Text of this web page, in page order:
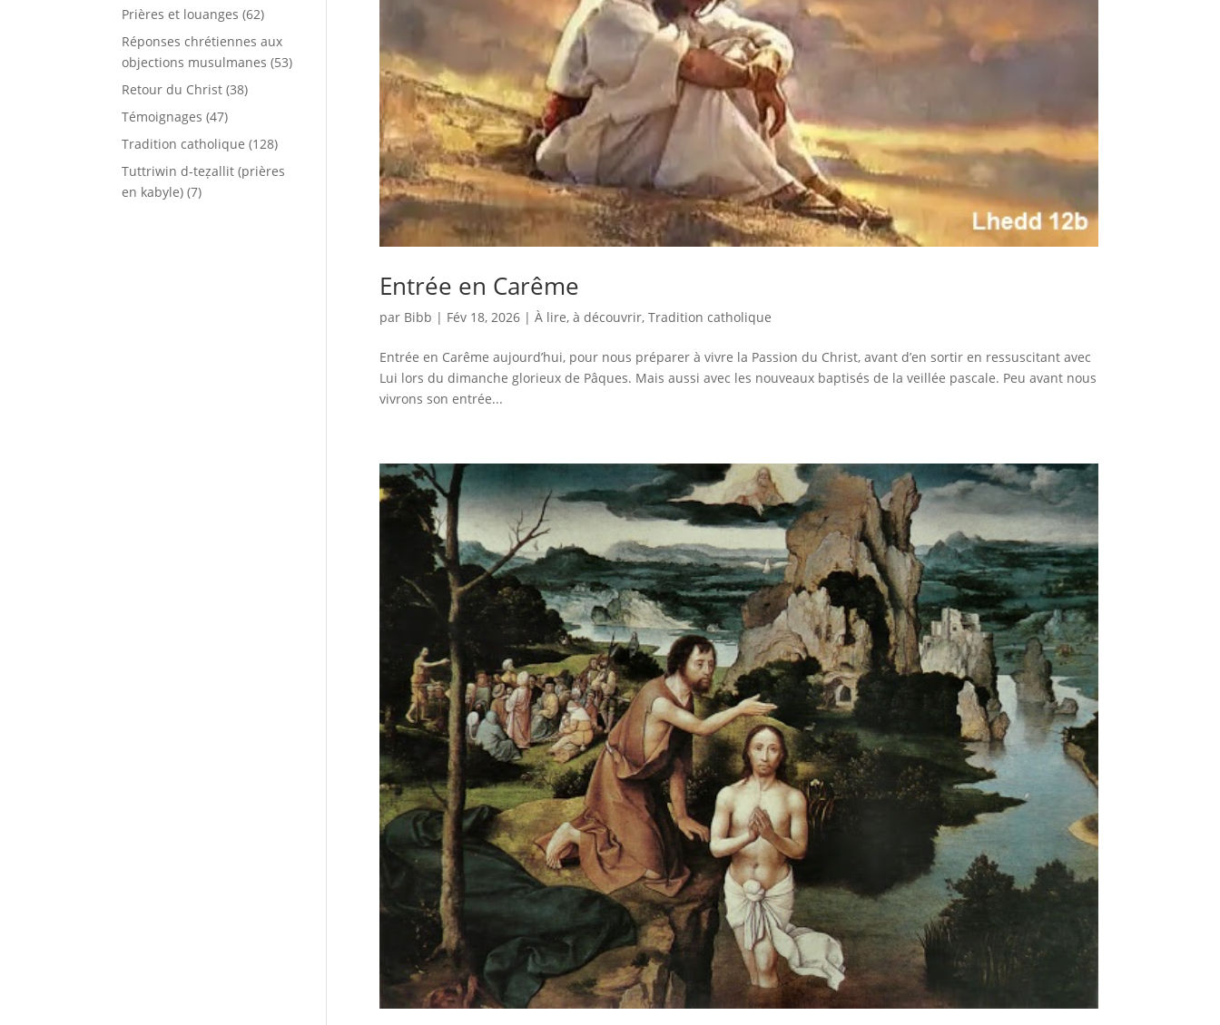
Entrée en Carême
par Bibb | Fév 18, 2026| À lire, à découvrir, Tradition catholique
Entrée en Carême aujourd’hui, pour nous préparer à vivre la Passion du Christ, avant d’en sortir en ressuscitant avec
Lui lors du dimanche glorieux de Pâques. Mais aussi avec les nouveaux baptisés de la veillée pascale. Peu avant nous
vivrons son entrée...
Prières et louanges (62)
Réponses chrétiennes aux
objections musulmanes (53)
Retour du Christ (38)
Témoignages (47)
Tradition catholique (128)
Tuttriwin d-teẓallit (prières
en kabyle) (7)